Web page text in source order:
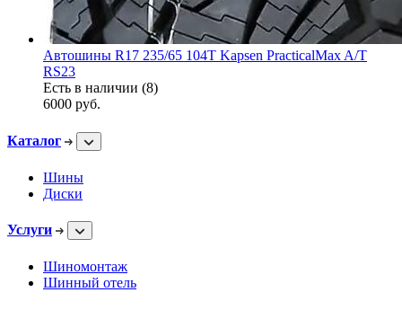
Автошины R17 235/65 104T Kapsen PracticalMax A/T
RS23
Есть в наличии (8)
6000 руб.
Каталог
Шины
Диски
Услуги
Шиномонтаж
Шинный отель